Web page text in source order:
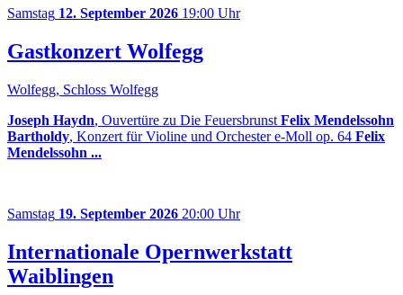
Samstag 12. September 2026 19:00 Uhr
Gastkonzert Wolfegg
Wolfegg, Schloss Wolfegg
Joseph Haydn, Ouvertüre zu Die Feuersbrunst Felix Mendelssohn
Bartholdy, Konzert für Violine und Orchester e-Moll op. 64 Felix
Mendelssohn ...
Samstag 19. September 2026 20:00 Uhr
Internationale Opernwerkstatt
Waiblingen